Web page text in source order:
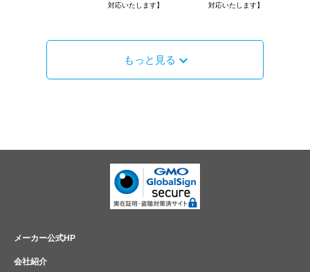
対応いたします】
対応いたします】
もっと見る
メーカー公式HP
会社紹介